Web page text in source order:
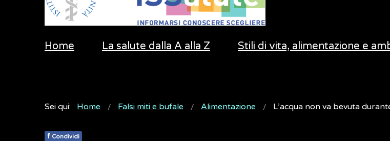
Home La salute dalla A alla Z Stili di vita, alimentazione e
Sei qui: Home Falsi miti e bufale Alimentazione L’acqua non va bevuta
f Condividi